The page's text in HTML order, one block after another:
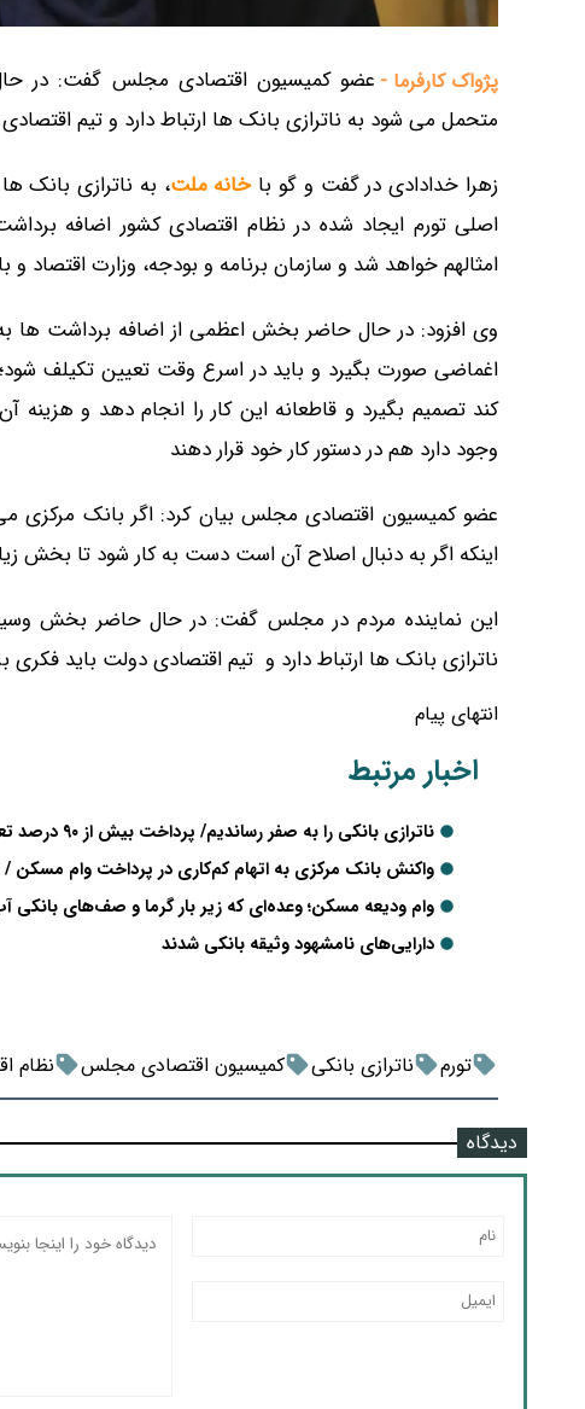
پژواک کارفرما - عضو کمیسیون اقتصادی مجلس گفت: در
متحمل می شود به ناترازی بانک ها ارتباط دارد و تیم
زهرا خدادادی در گفت و گو باخانه ملت، به ناترازی بانک
اصلی تورم ایجاد شده در نظام اقتصادی کشور اضافه
امثالهم خواهد شد و سازمان برنامه و بودجه، وزارت اقتصاد
وی افزود: در حال حاضر بخش اعظمی از اضافه برداشت ها
اغماضی صورت بگیرد و باید در اسرع وقت تعیین تکیلف
کند تصمیم بگیرد و قاطعانه این کار را انجام دهد و هزینه
وجود دارد هم در دستور کار خود قرار دهند
عضو کمیسیون اقتصادی مجلس بیان کرد: اگر بانک مرکزی
اینکه اگر به دنبال اصلاح آن است دست به کار شود تا بخش
این نماینده مردم در مجلس گفت: در حال حاضر بخش
ناترازی بانک ها ارتباط دارد و تیم اقتصادی دولت باید
انتهای پیام
اخبار مرتبط
ناترازی بانکی را به صفر رساندیم/ پرداخت بیش از ۹۰ درصد تعهدات در زمینه تسهیلات تکلیفی
واکنش بانک مرکزی به اتهام کم‌کاری در پرداخت وام مسکن / فقط ۱۴.۵ درصد متقاضیان
وام ودیعه مسکن؛ وعده‌ای که زیر بار گرما و صف‌های
دارایی‌های نامشهود وثیقه بانکی شدند
تورم ناترازی بانکی کمیسیون اقتصادی مجلس نظام
دیدگاه